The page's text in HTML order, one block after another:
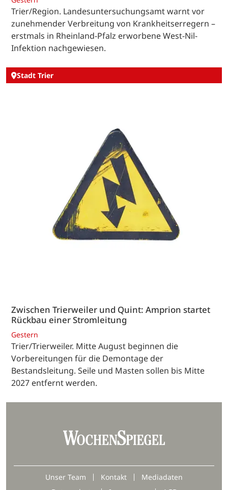
Trier/Region. Landesuntersuchungsamt warnt vor
zunehmender Verbreitung von Krankheitserregern –
erstmals in Rheinland-Pfalz erworbene West-Nil-
Infektion nachgewiesen.
Stadt Trier
Zwischen Trierweiler und Quint: Amprion startet
Rückbau einer Stromleitung
Gestern
Trier/Trierweiler. Mitte August beginnen die
Vorbereitungen für die Demontage der
Bestandsleitung. Seile und Masten sollen bis Mitte
2027 entfernt werden.
Unser Team Kontakt
Mediadaten